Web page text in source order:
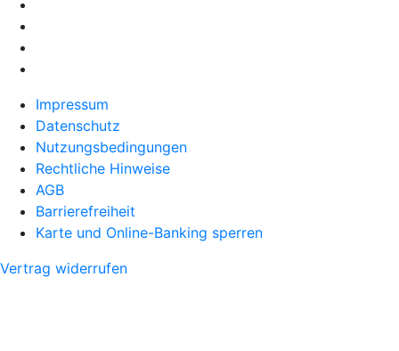
Impressum
Datenschutz
Nutzungsbedingungen
Rechtliche Hinweise
AGB
Barrierefreiheit
Karte und Online-Banking sperren
Vertrag widerrufen